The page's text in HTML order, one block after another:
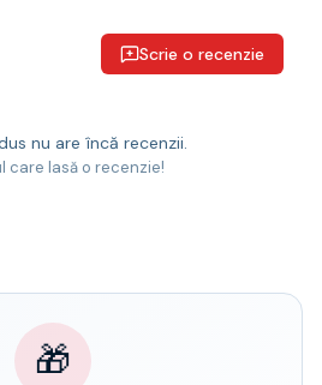
Scrie o recenzie
nu are încă recenzii.
care lasă o recenzie!
🎁